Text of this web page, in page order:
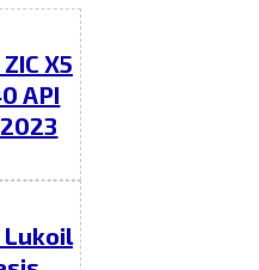
X5
API
Lukoil